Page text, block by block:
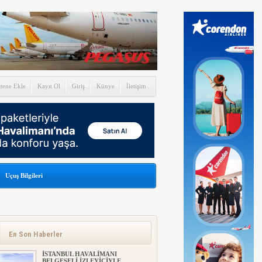
Ekle Kayıt Ol Giriş Künye İletişim
Uçuş Bilgileri
En Son Haberler
İSTANBUL HAVALİMANI